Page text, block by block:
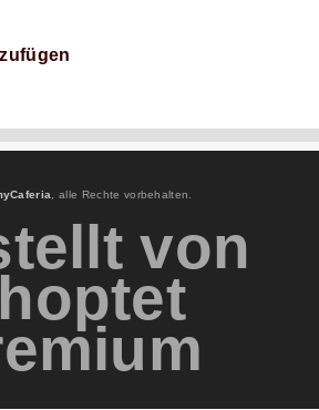
, alle Rechte vorbehalten.
von